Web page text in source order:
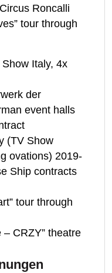
Roncalli
tour through
Italy, 4x
der
event halls
(TV Show
ovations) 2019-
Ship contracts
tour through
CRZY” theatre